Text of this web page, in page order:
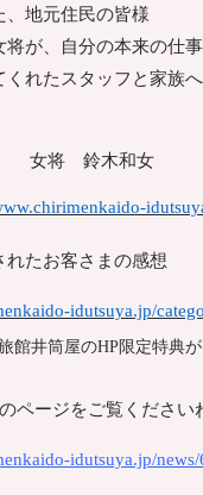
、地元住民の皆様
将が、自分の本来の仕
くれたスタッフと家族
女将 鈴木和女
れたお客さまの感想
idutsuya.jp/
館井筒屋のHP限定特典
ページをご覧ください
idutsuya.jp/news/